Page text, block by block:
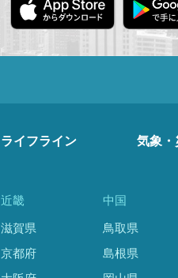
ライフライン 気象・
近畿
滋賀県
京都府
中国
鳥取県
島根県